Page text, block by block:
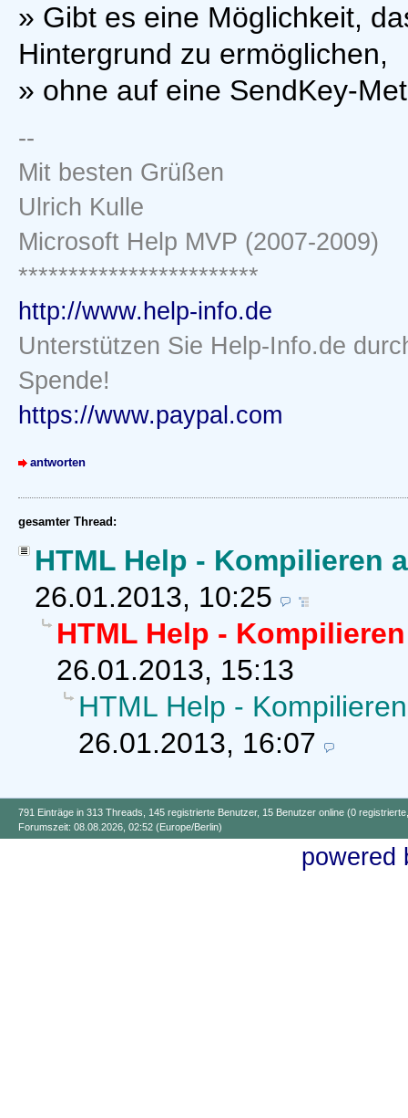
» Gibt es eine Möglichkeit,
Hintergrund zu ermöglichen,
» ohne auf eine SendKey-
--
Mit besten Grüßen
Ulrich Kulle
Microsoft Help MVP (2007-2009)
************************
http://www.help-info.de
Unterstützen Sie Help-Info.de
Spende!
https://www.paypal.com
antworten
gesamter Thread:
HTML Help - Kompilieren
26.01.2013, 10:25
HTML Help -
26.01.2013, 15:13
HTML Help -
26.01.2013, 16:07
791 Einträge in 313 Threads, 145 registrierte Benutzer, 15 Benutzer online (0
Forumszeit: 08.08.2026, 02:52 (Europe/Berlin)
powered